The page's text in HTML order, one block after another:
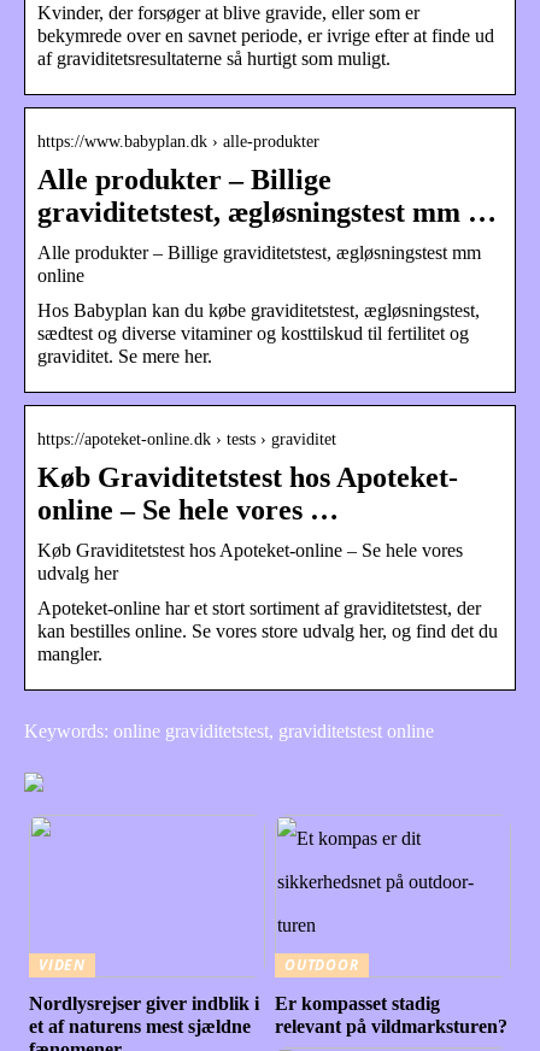
Kvinder, der forsøger at blive gravide, eller som er
bekymrede over en savnet periode, er ivrige efter at finde ud
af graviditetsresultaterne så hurtigt som muligt.
https://www.babyplan.dk › alle-produkter
Alle produkter – Billige
graviditetstest, ægløsningstest mm …
Alle produkter – Billige graviditetstest, ægløsningstest mm
online
Hos Babyplan kan du købe graviditetstest, ægløsningstest,
sædtest og diverse vitaminer og kosttilskud til fertilitet og
graviditet. Se mere her.
https://apoteket-online.dk › tests › graviditet
Køb Graviditetstest hos Apoteket-
online – Se hele vores …
Køb Graviditetstest hos Apoteket-online – Se hele vores
udvalg her
Apoteket-online har et stort sortiment af graviditetstest, der
kan bestilles online. Se vores store udvalg her, og find det du
mangler.
Keywords: online graviditetstest, graviditetstest online
VIDEN
Nordlysrejser giver indblik i
et af naturens mest sjældne
OUTDOOR
Er kompasset stadig
relevant på vildmarksturen?